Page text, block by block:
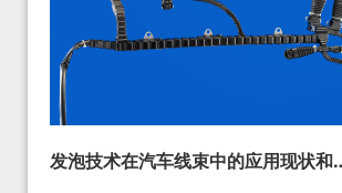
发泡技术在汽车线束中的应用现状和